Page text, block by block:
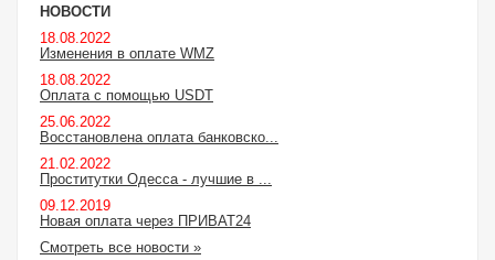
НОВОСТИ
18.08.2022
Изменения в оплате WMZ
18.08.2022
Оплата с помощью USDT
25.06.2022
Восстановлена оплата банковско...
21.02.2022
Проститутки Одесса - лучшие в ...
09.12.2019
Новая оплата через ПРИВАТ24
Смотреть все новости »